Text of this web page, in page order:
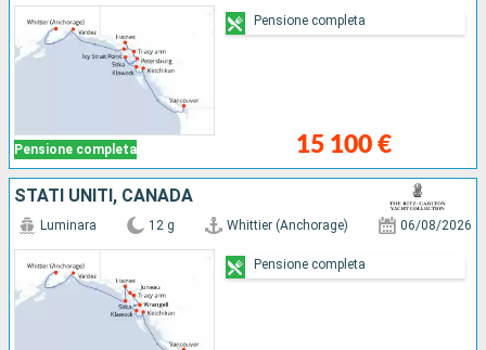
Pensione completa 15 100 €
Pensione completa
STATI UNITI, CANADA
Luminara 12 g Whittier (Anchorage) 06/08/2026
Pensione completa